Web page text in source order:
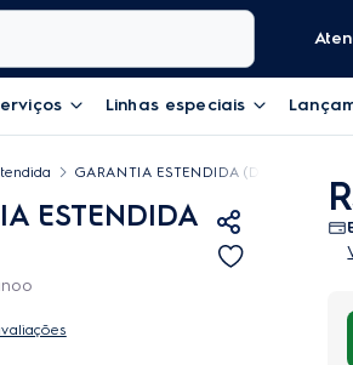
Linhas especiais
GARANTIA ESTENDIDA (DW44S)
ESTENDIDA